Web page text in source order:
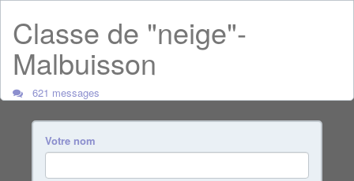
Classe de "neige"-
Malbuisson
621 messages
Votre nom